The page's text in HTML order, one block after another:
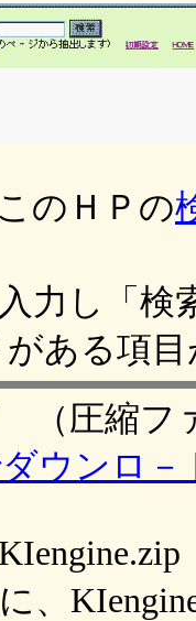
のＨＰの
力し「検
ある項
（圧縮フ
ウンロ－
、